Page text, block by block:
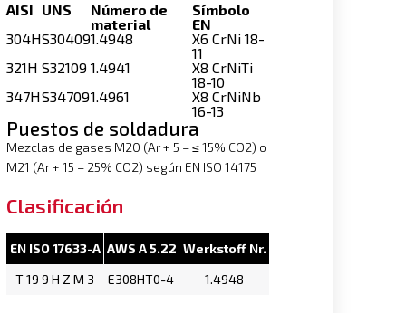
AISI UNS
Número de
material
Símbolo
EN
304HS304091.4948
X6 CrNi 18-
11
321H S32109 1.4941
X8 CrNiTi
18-10
347HS347091.4961
X8 CrNiNb
16-13
Puestos de soldadura
Mezclas de gases M20 (Ar + 5 – ≤ 15% CO2) o
M21 (Ar + 15 – 25% CO2) según EN ISO 14175
Clasificación
EN ISO 17633-A AWS A 5.22 Werkstoff Nr.
T 19 9 H Z M 3
E308HT0-4 1.4948